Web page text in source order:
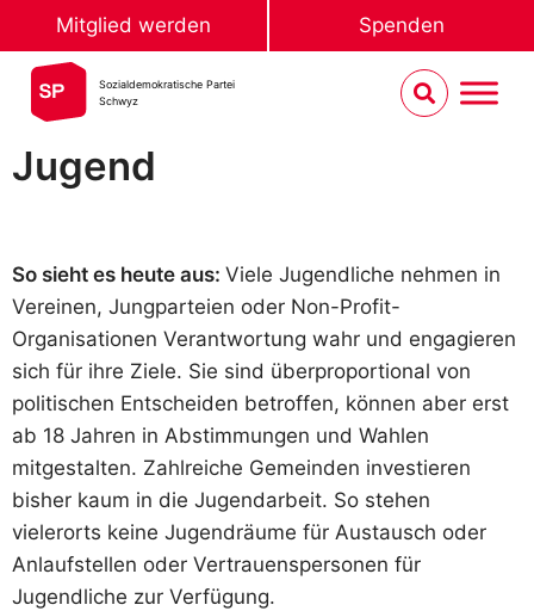
Mitglied werden Spenden
Sozialdemokratische Partei
Schwyz
Jugend
So sieht es heute aus: Viele Jugendliche nehmen in
Vereinen, Jungparteien oder Non-Profit-
Organisationen Verantwortung wahr und engagieren
sich für ihre Ziele. Sie sind überproportional von
politischen Entscheiden betroffen, können aber erst
ab 18 Jahren in Abstimmungen und Wahlen
mitgestalten. Zahlreiche Gemeinden investieren
bisher kaum in die Jugendarbeit. So stehen
vielerorts keine Jugendräume für Austausch oder
Anlaufstellen oder Vertrauenspersonen für
Jugendliche zur Verfügung.